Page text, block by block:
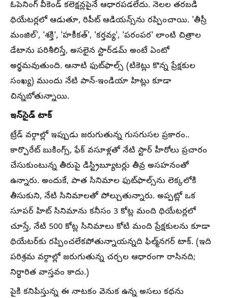
ఓపెనింగ్ వీకెండ్ కలెక్షన్లపైనే ఆధారపడలేదు. నెలల తరబడి
థియేటర్లలో ఆడుతూ, రిపీట్ ఆడియన్స్‌ను రప్పించాయి. 'తీస్రీ
మంజిల్', 'శక్తి', 'హకీకత్', 'కర్తవ్య', 'పరంపర' లాంటి చిత్రాల
డేటాను పరిశీలిస్తే, అసలైన స్టార్‌డమ్ అంటే ఏంటో
అర్థమవుతుంది. ఆనాటి ఫుట్‌ఫాల్స్ (టికెట్లు కొన్న ప్రేక్షకుల
సంఖ్య) ముందు నేటి పాన్-ఇండియా హిట్లు కూడా
చిన్నబోతున్నాయి.
ఇన్‌సైడ్ టాక్
ట్రేడ్ వర్గాల్లో ఇప్పుడు జరుగుతున్న గుసగుసల ప్రకారం..
కార్పొరేట్ బుకింగ్స్, ఫేక్ వసూళ్లతో నేటి స్టార్ హీరోలు ప్రచారం
చేసుకుంటున్న తీరుపై డిస్ట్రిబ్యూటర్లు తీవ్ర అసహనంతో
ఉన్నారు. అందుకే, పాత సినిమాల ఫుట్‌ఫాల్స్‌ను లెక్కలోకి
తీసుకుని, నేటి సినిమాలతో పోల్చుతున్నారు. అప్పట్లో ఒక
సూపర్ హిట్ సినిమాను కనీసం 3 కోట్ల మంది థియేటర్లలో
చూస్తే, నేటి 500 కోట్ల సినిమాలు కోటి మంది ప్రేక్షకులను కూడా
థియేటర్‌కు రప్పించలేకపోతున్నాయన్నది ఫిల్మ్‌నగర్ టాక్. (ఇది
పరిశ్రమ వర్గాల్లో జరుగుతున్న చర్చల ఆధారంగా రాసినది;
నిర్ధారిత వాస్తవం కాదు.)
పైకి కనిపిస్తున్న ఈ నాటకం వెనుక ఉన్న అసలు కథను